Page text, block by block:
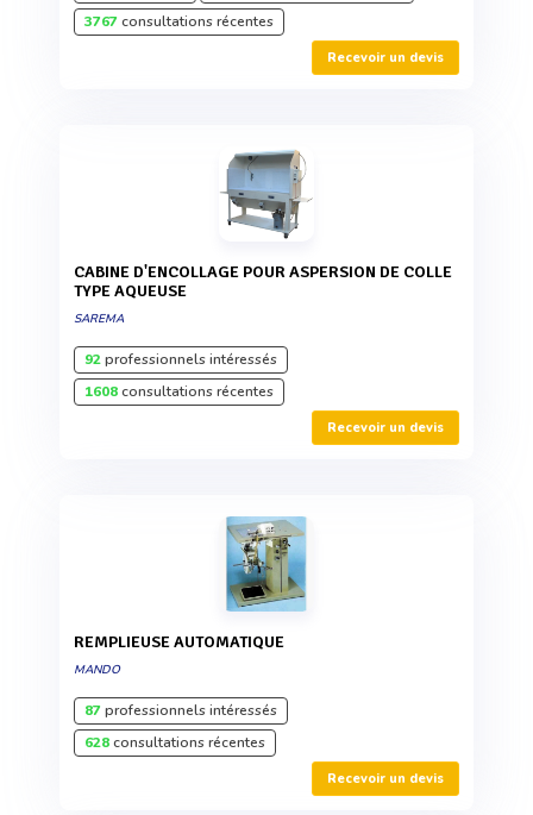
3767consultations récentes
Recevoir un devis
CABINE D'ENCOLLAGE POUR ASPERSION DE COLLE
TYPE AQUEUSE
SAREMA
92professionnels intéressés
1608consultations récentes
Recevoir un devis
REMPLIEUSE AUTOMATIQUE
MANDO
87professionnels intéressés
628consultations récentes
Recevoir un devis